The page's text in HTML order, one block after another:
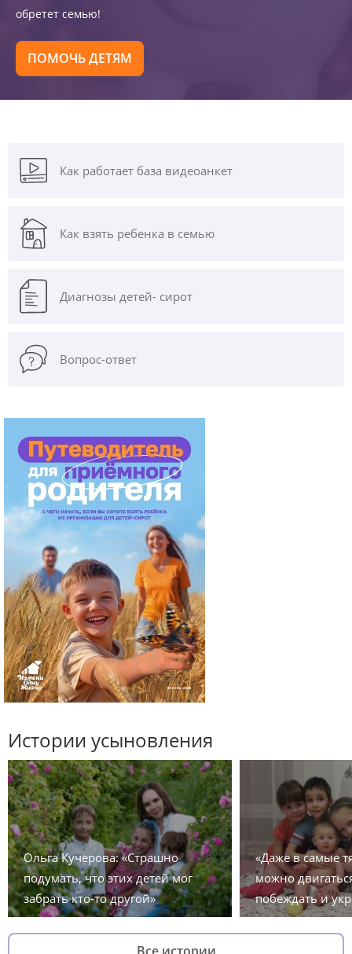
обретет семью!
ПОМОЧЬ ДЕТЯМ
Как работает база видеоанкет
Как взять ребенка в семью
Диагнозы детей- сирот
Вопрос-ответ
Истории усыновления
Ольга Кучерова: «Страшно
подумать, что этих детей мог
забрать кто-то другой»
«Даже в самые
можно
побеждать и